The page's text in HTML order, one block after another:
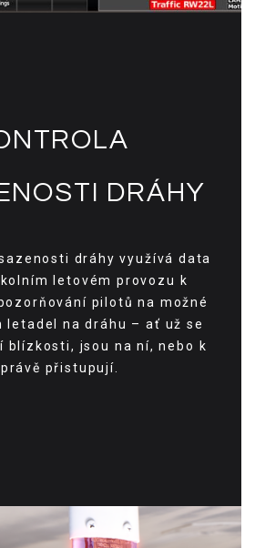
DRÁHY
dráhy využívá data
letovém provozu k
pilotů na možné
letadel na dráhu – ať už se
blízkosti, jsou na ní, nebo k
přistupují.